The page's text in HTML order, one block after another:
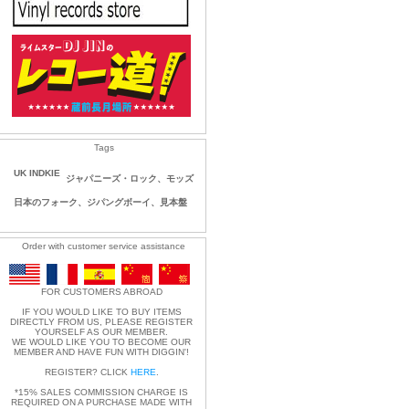
Tags
UK INDKIE
ジャパニーズ・ロック、モッズ
日本のフォーク、ジパングボーイ、見本盤
Order with customer service assistance
FOR CUSTOMERS ABROAD
IF YOU WOULD LIKE TO BUY ITEMS
DIRECTLY FROM US, PLEASE REGISTER
YOURSELF AS OUR MEMBER.
WE WOULD LIKE YOU TO BECOME OUR
MEMBER AND HAVE FUN WITH DIGGIN'!
REGISTER? CLICK HERE
*15% SALES COMMISSION CHARGE IS
REQUIRED ON A PURCHASE MADE WITH